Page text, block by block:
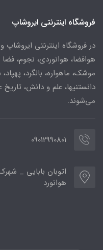
فروشگاه اینترنتی ایروشاپ
در فروشگاه اینترنتی
هوافضا، هوانوردی، نجوم،
موشک، ماهواره، بالگرد،
دانستنیها، علم و دانش،
می‌شوند.
09012990801
هوانورد